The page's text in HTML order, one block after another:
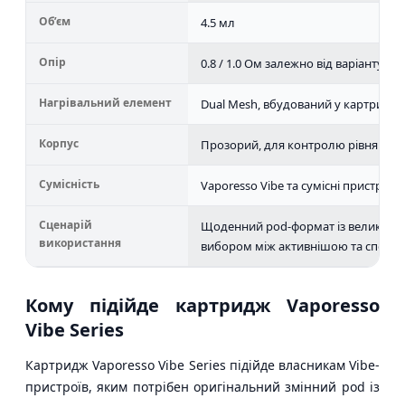
Об’єм 4.5 мл
Опір 0.8 / 1.0 Ом залежно від варіанту
Нагрівальний елемент Dual Mesh, вбудований у картридж
Корпус Прозорий, для контролю рівня
Сумісність Vaporesso Vibe та сумісні пристрої
Сценарій
використання
Щоденний pod-формат із великим
вибором між активнішою та
Кому підійде картридж Vaporesso
Vibe Series
Картридж Vaporesso Vibe Series підійде власникам Vibe-
пристроїв, яким потрібен оригінальний змінний pod із